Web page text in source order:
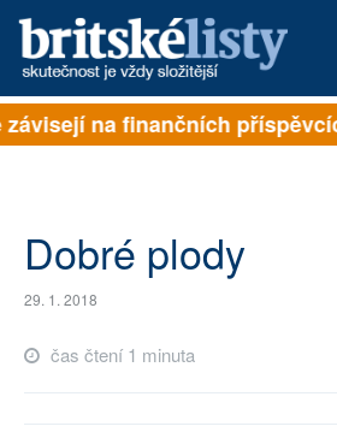
PŘIHLÁSIT
ARCHIV
ROZHOVORY
TÉMATA
na finančních
Dobré plody
29. 1. 2018
čas čtení 1 minuta